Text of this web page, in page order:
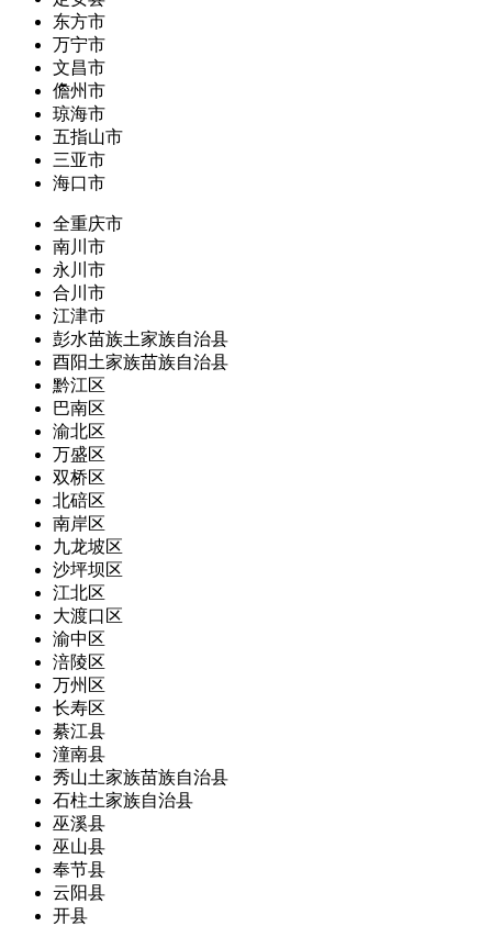
东方市
万宁市
文昌市
儋州市
琼海市
五指山市
三亚市
海口市
全重庆市
南川市
永川市
合川市
江津市
彭水苗族土家族自治县
酉阳土家族苗族自治县
黔江区
巴南区
渝北区
万盛区
双桥区
北碚区
南岸区
九龙坡区
沙坪坝区
江北区
大渡口区
渝中区
涪陵区
万州区
长寿区
綦江县
潼南县
秀山土家族苗族自治县
石柱土家族自治县
巫溪县
巫山县
奉节县
云阳县
开县